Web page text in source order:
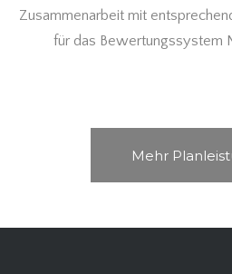
Zusammenarbeit mit
für das Bewertungssystem
Mehr